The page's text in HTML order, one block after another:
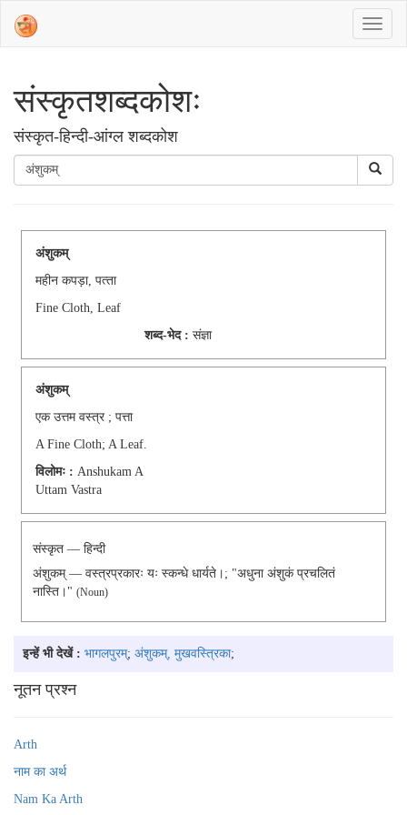
संस्‍कृतशब्‍दकोशः
संस्‍कृत-हिन्दी-आंग्ल शब्दकोश
अंशुकम्
महीन कपड़ा, पत्‍ता
Fine Cloth, Leaf
शब्द-भेद : संज्ञा
अंशुकम्
एक उत्तम वस्त्र ; पत्ता
A Fine Cloth; A Leaf.
विलोमः : Anshukam A
Uttam Vastra
संस्कृत — हिन्दी
अंशुकम् — वस्त्रप्रकारः यः स्कन्धे धार्यते।; "अधुना अंशुकं प्रचलितं
नास्ति।" (noun)
इन्हें भी देखें : भागलपुरम्; अंशुकम्, मुखवस्त्रिका;
नूतन प्रश्न
Arth
नाम का अर्थ
Nam Ka Arth